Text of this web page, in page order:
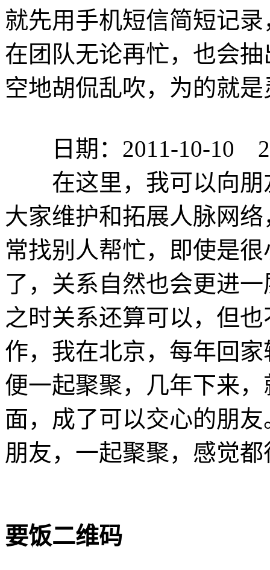
就先用手机短信简短记
在团队无论再忙，也会
空地胡侃乱吹，为的就
日期：2011-10-10
在这里，我可以向朋
大家维护和拓展人脉网
常找别人帮忙，即使是
了，关系自然也会更进
之时关系还算可以，但
作，我在北京，每年回
便一起聚聚，几年下来
面，成了可以交心的朋
朋友，一起聚聚，感觉
要饭二维码